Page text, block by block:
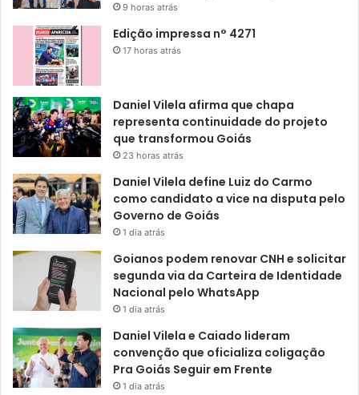
9 horas atrás
Edição impressa n° 4271
17 horas atrás
Daniel Vilela afirma que chapa
representa continuidade do projeto
que transformou Goiás
23 horas atrás
Daniel Vilela define Luiz do Carmo
como candidato a vice na disputa pelo
Governo de Goiás
1 dia atrás
Goianos podem renovar CNH e solicitar
segunda via da Carteira de Identidade
Nacional pelo WhatsApp
1 dia atrás
Daniel Vilela e Caiado lideram
convenção que oficializa coligação
Pra Goiás Seguir em Frente
1 dia atrás